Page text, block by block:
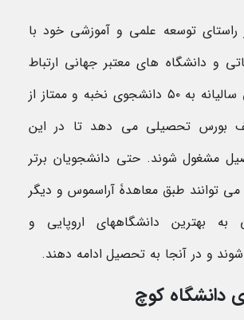
راستای توسعه علمی و آموزشی خود با
و دانشگاه های معتبر جهانی ارتباط
قوی دارد و حتی سالیانه به ۵۰ دانشجوی نخبه و ممتاز از
بورس تحصیلی می دهد تا در این
مشغول شوند. حتی دانشجویان برتر
توانند طبق معاهدۀ آراسموس و دیگر
به بهترین دانشگاههای اروپایی و
و در آنجا به تحصیل ادامه دهند.
دانشگاه کوچ